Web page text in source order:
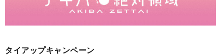
タイアップキャンペーン